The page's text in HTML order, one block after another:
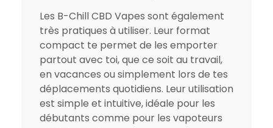
Les B-Chill CBD Vapes sont également
très pratiques à utiliser. Leur format
compact te permet de les emporter
partout avec toi, que ce soit au travail,
en vacances ou simplement lors de tes
déplacements quotidiens. Leur utilisation
est simple et intuitive, idéale pour les
débutants comme pour les vapoteurs